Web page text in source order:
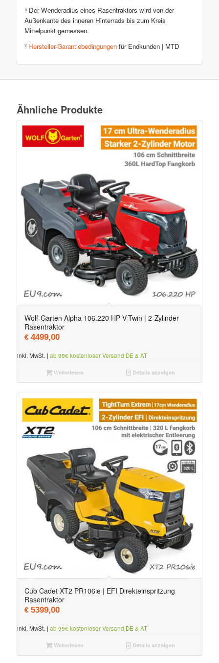
⁸ Der Wenderadius eines Rasentraktors wird von der
Außenkante des inneren Hinterrads bis zum Kreis
Mittelpunkt gemessen.
³ Hersteller-Garantiebedingungenfür Endkunden | MTD
Ähnliche Produkte
Wolf-Garten Alpha 106.220 HP V-Twin | 2-Zylinder
Rasentraktor
€4499,00
inkl. MwSt. | ab 99€ kostenloser Versand DE & AT
Weiterlesen Details anzeigen
Cub Cadet XT2 PR106ie | EFI Direkteinspritzung
Rasentraktor
€5399,00
inkl. MwSt. | ab 99€ kostenloser Versand DE & AT
Weiterlesen Details anzeigen